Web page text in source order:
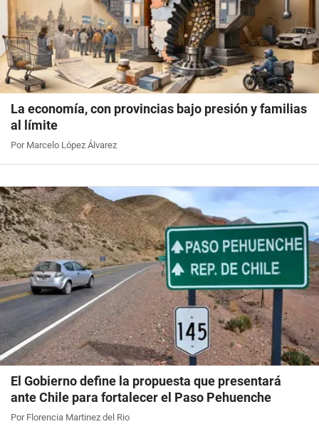
La economía, con provincias bajo presión y familias
al límite
Por Marcelo López Álvarez
El Gobierno define la propuesta que presentará
ante Chile para fortalecer el Paso Pehuenche
Por Florencia Martinez del Rio